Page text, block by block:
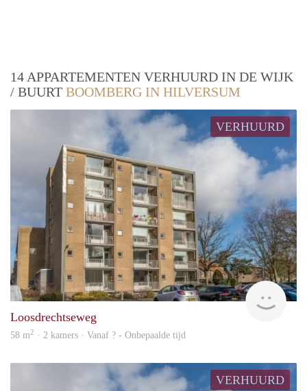
14 APPARTEMENTEN VERHUURD IN DE WIJK
/ BUURT BOOMBERG IN HILVERSUM
VERHUURD
rent
Loosdrechtseweg
58 m2 · 2 kamers · Vanaf ? - Onbepaalde tijd
VERHUURD